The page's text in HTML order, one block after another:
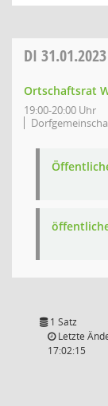
DI 31.01.2023
Ortschaftsrat
19:00-20:00 Uhr
1 Satz
Letzte
17:02:15